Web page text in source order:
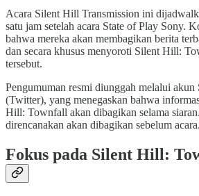
Acara Silent Hill Transmission ini
satu jam setelah acara State of Play Sony.
bahwa mereka akan membagikan berita
dan secara khusus menyoroti Silent Hill:
tersebut.
Pengumuman resmi diunggah melalui
(Twitter), yang menegaskan bahwa
Hill: Townfall akan dibagikan selama
direncanakan akan dibagikan sebelum acara.
Fokus pada Silent Hill: